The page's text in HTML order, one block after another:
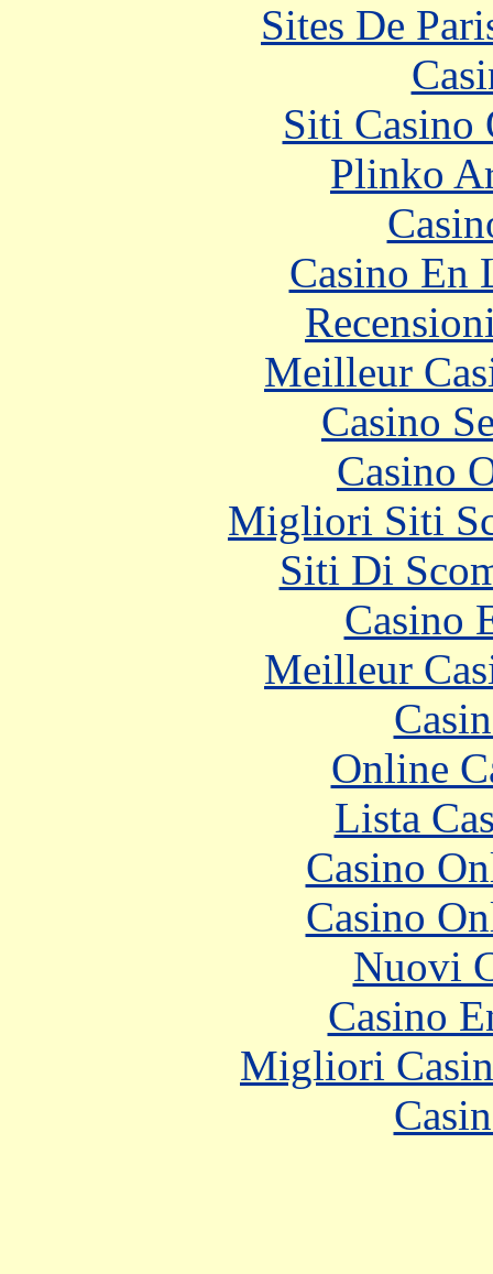
Sites De
Siti Casino
Plinko
Casino En
Meilleur
Casino
Casino
Migliori Siti
Siti Di
Casino
Meilleur
Online
Lista
Casino
Casino
Nuovi
Casino
Migliori